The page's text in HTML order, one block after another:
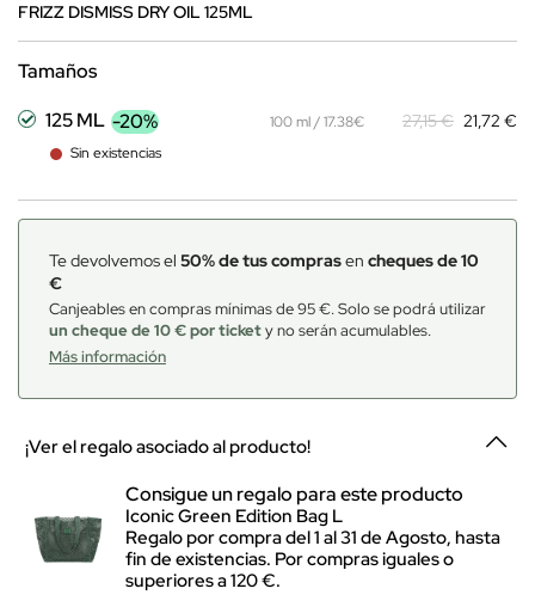
FRIZZ DISMISS DRY OIL 125ML
Tamaños
125 ML -20%
Sin existencias
100 ml / 17.38€ 27,15 € 21,72 €
Te devolvemos el 50% de tus comprasen cheques de 10
€
Canjeables en compras mínimas de 95 €. Solo se podrá utilizar
un cheque de 10 € por tickety no serán acumulables.
Más información
¡Ver el regalo asociado al producto!
Consigue un regalo para este producto
Iconic Green Edition Bag L
Regalo por compra del 1 al 31 de Agosto, hasta
fin de existencias. Por compras iguales o
superiores a 120 €.